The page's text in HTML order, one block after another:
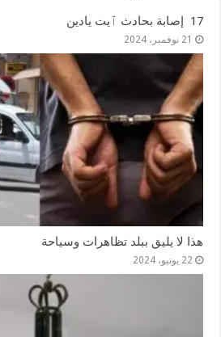
17 إصابة بحادث ٱيت يادين
21 نوفمبر، 2024
هذا لا يليق ببلد تظاهرات وسياحة
22 يونيو، 2024